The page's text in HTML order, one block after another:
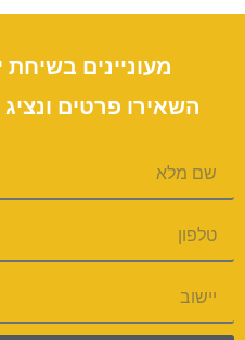
מעוניינים
השאירו פרטים